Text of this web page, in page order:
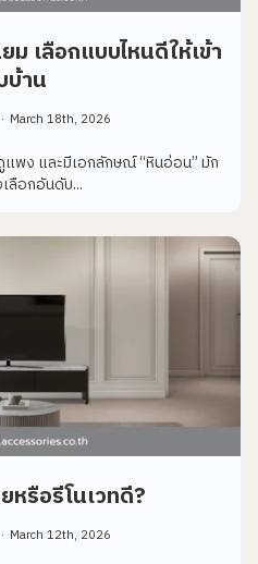
เลือกแบบไหนดีให้เข้า
บ้าน
March 18th, 2026
พง และมีเอกลักษณ์ “หินอ่อน” มัก
ลือกอันดับ...
หรือรีโนเวทดี?
March 12th, 2026